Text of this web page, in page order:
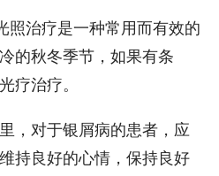
照治疗是一种常用而有效的
的秋冬季节，如果有条
疗治疗。
，对于银屑病的患者，应
持良好的心情，保持良好